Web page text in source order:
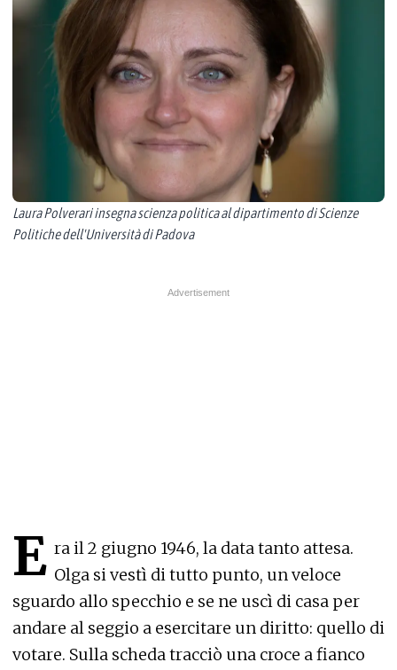
Laura Polverari insegna scienza politica al dipartimento di Scienze
Politiche dell'Università di Padova
E ra il 2 giugno 1946, la data tanto attesa.
Olga si vestì di tutto punto, un veloce
sguardo allo specchio e se ne uscì di casa per
andare al seggio a esercitare un diritto: quello di
votare. Sulla scheda tracciò una croce a fianco